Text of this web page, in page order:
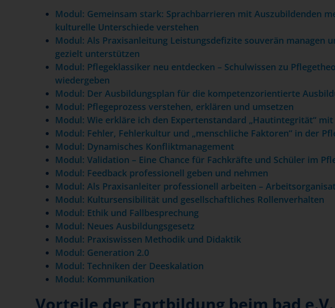
Modul: Gemeinsam stark: Sprachbarrieren mit Auszubildenden
kulturelle Unterschiede verstehen
Modul: Als Praxisanleitung Leistungsdefizite souverän managen
gezielt unterstützen
Modul: Pflegeklassiker neu entdecken – Schulwissen zu
wiedergeben
Modul: Der Ausbildungsplan für die kompetenzorientierte
Modul: Pflegeprozess verstehen, erklären und umsetzen
Modul: Wie erkläre ich den Expertenstandard „Hautintegrität“ mit
Modul: Fehler, Fehlerkultur und „menschliche Faktoren“ in der
Modul: Dynamisches Konfliktmanagement
Modul: Validation – Eine Chance für Fachkräfte und Schüler im
Modul: Feedback professionell geben und nehmen
Modul: Als Praxisanleiter professionell arbeiten –
Modul: Kultursensibilität und gesellschaftliches Rollenverhalten
Modul: Ethik und Fallbesprechung
Modul: Neues Ausbildungsgesetz
Modul: Praxiswissen Methodik und Didaktik
Modul: Generation 2.0
Modul: Techniken der Deeskalation
Modul: Kommunikation
Vorteile der Fortbildung beim bad e.V.